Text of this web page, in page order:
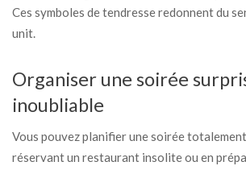
Ces symboles de tendresse redonnent du
unit.
Organiser une soirée
inoubliable
Vous pouvez planifier une soirée
réservant un restaurant insolite ou en